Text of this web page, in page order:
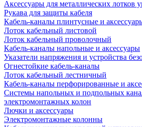
Аксессуары для металлических лотков
Рукава для защиты кабеля
Кабель-каналы плинтусные и
Лоток кабельный листовой
Лоток кабельный проволочный
Кабель-каналы напольные и аксессуары
Указатели напряжения и устройства
Огнестойкие кабель-каналы
Лоток кабельный лестничный
Кабель-каналы перфорированные и
Системы напольных и подпольных
электромонтажных колон
Лючки и аксессуары
Электромонтажные колонны